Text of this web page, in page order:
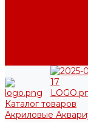
Каталог товаров
Акриловые